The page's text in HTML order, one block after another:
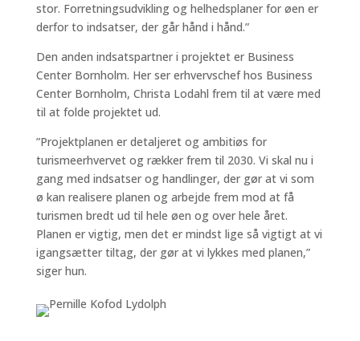
stor. Forretningsudvikling og helhedsplaner for øen er
derfor to indsatser, der går hånd i hånd.”
Den anden indsatspartner i projektet er Business
Center Bornholm. Her ser erhvervschef hos Business
Center Bornholm, Christa Lodahl frem til at være med
til at folde projektet ud.
”Projektplanen er detaljeret og ambitiøs for
turismeerhvervet og rækker frem til 2030. Vi skal nu i
gang med indsatser og handlinger, der gør at vi som
ø kan realisere planen og arbejde frem mod at få
turismen bredt ud til hele øen og over hele året.
Planen er vigtig, men det er mindst lige så vigtigt at vi
igangsætter tiltag, der gør at vi lykkes med planen,”
siger hun.